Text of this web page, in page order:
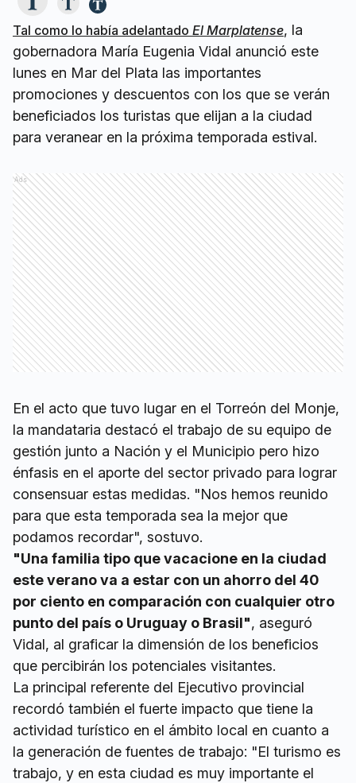
Tal como lo había adelantado El Marplatense, la
gobernadora María Eugenia Vidal anunció este
lunes en Mar del Plata las importantes
promociones y descuentos con los que se verán
beneficiados los turistas que elijan a la ciudad
para veranear en la próxima temporada estival.
Ads
En el acto que tuvo lugar en el Torreón del Monje,
la mandataria destacó el trabajo de su equipo de
gestión junto a Nación y el Municipio pero hizo
énfasis en el aporte del sector privado para lograr
consensuar estas medidas. "Nos hemos reunido
para que esta temporada sea la mejor que
podamos recordar", sostuvo.
"Una familia tipo que vacacione en la ciudad
este verano va a estar con un ahorro del 40
por ciento en comparación con cualquier otro
punto del país o Uruguay o Brasil", aseguró
Vidal, al graficar la dimensión de los beneficios
que percibirán los potenciales visitantes.
La principal referente del Ejecutivo provincial
recordó también el fuerte impacto que tiene la
actividad turístico en el ámbito local en cuanto a
la generación de fuentes de trabajo: "El turismo es
trabajo, y en esta ciudad es muy importante el